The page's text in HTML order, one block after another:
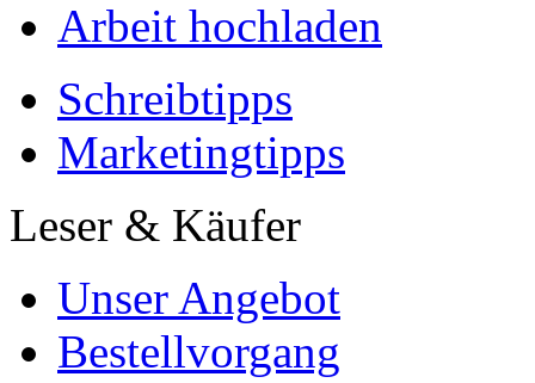
Arbeit hochladen
Schreibtipps
Marketingtipps
Leser & Käufer
Unser Angebot
Bestellvorgang